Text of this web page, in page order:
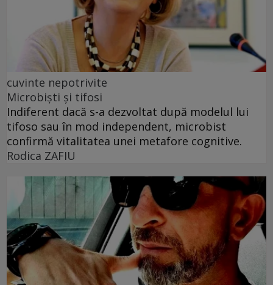
cuvinte nepotrivite
Microbiști și tifosi
Indiferent dacă s-a dezvoltat după modelul lui
tifoso sau în mod independent, microbist
confirmă vitalitatea unei metafore cognitive.
Rodica ZAFIU